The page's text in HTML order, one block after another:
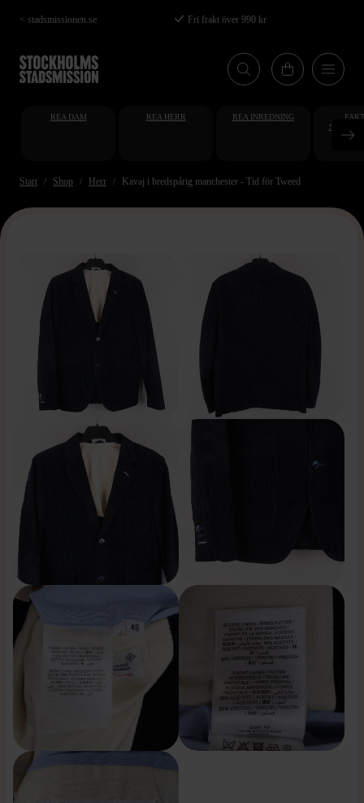
Hoppa
till
huvudinnehåll
< stadsmissionen.se Fri frakt över 990 kr
REA DAM REA HERR REA INREDNING
Start Shop Herr Kavaj i bredspårig manchester - Tid för Tweed